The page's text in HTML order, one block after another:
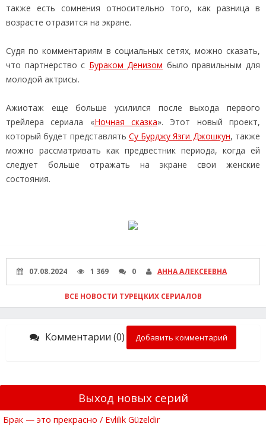
также есть сомнения относительно того, как разница в
возрасте отразится на экране.
Судя по комментариям в социальных сетях, можно сказать,
что партнерство с Бураком Денизом было правильным для
молодой актрисы.
Ажиотаж еще больше усилился после выхода первого
трейлера сериала «Ночная сказка». Этот новый проект,
который будет представлять Су Бурджу Язги Джошкун, также
можно рассматривать как предвестник периода, когда ей
следует больше отражать на экране свои женские
состояния.
07.08.2024 1 369 0 АННА АЛЕКСЕЕВНА
ВСЕ НОВОСТИ ТУРЕЦКИХ СЕРИАЛОВ
Комментарии (0) Добавить комментарий
Выход новых серий
Брак — это прекрасно / Evlilik Güzeldir